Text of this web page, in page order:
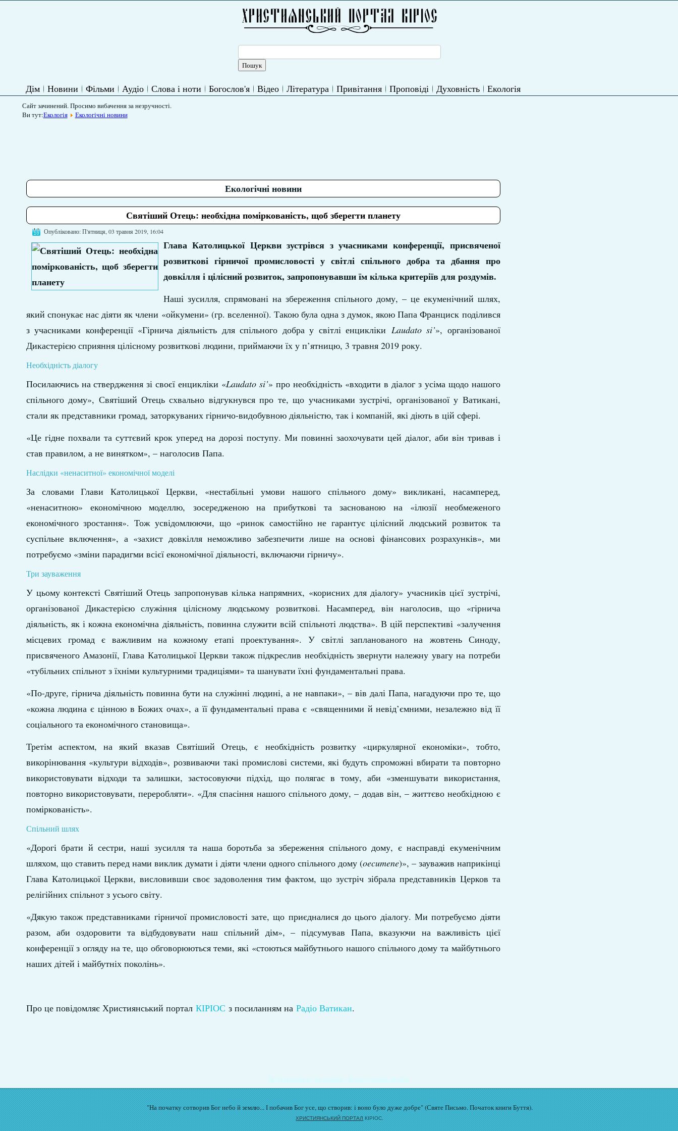
Дім Новини Фільми Аудіо Слова і ноти Богослов'я Відео Література Привітання Проповіді Духовність Екологія
Сайт зачинений. Просимо вибачення за незручності.
Ви тут:Екологія Екологічні новини
Екологічні новини
Святіший Отець: необхідна поміркованість, щоб зберегти планету
Опубліковано: П'ятниця, 03 травня 2019, 16:04
Глава Католицької Церкви зустрівся з учасниками конференції, присвяченої
розвиткові гірничої промисловості у світлі спільного добра та дбання про
довкілля і цілісний розвиток, запропонувавши їм кілька критеріїв для роздумів.
Наші зусилля, спрямовані на збереження спільного дому, – це екуменічний шлях,
який спонукає нас діяти як члени «ойкумени» (гр. вселенної). Такою була одна з думок, якою Папа Франциск поділився
з учасниками конференції «Гірнича діяльність для спільного добра у світлі енцикліки Laudato si’», організованої
Дикастерією сприяння цілісному розвиткові людини, приймаючи їх у п’ятницю, 3 травня 2019 року.
Необхідність діалогу
Посилаючись на ствердження зі своєї енцикліки «Laudato si’» про необхідність «входити в діалог з усіма щодо нашого
спільного дому», Святіший Отець схвально відгукнувся про те, що учасниками зустрічі, організованої у Ватикані,
стали як представники громад, заторкуваних гірничо-видобувною діяльністю, так і компаній, які діють в цій сфері.
«Це гідне похвали та суттєвий крок уперед на дорозі поступу. Ми повинні заохочувати цей діалог, аби він тривав і
став правилом, а не винятком», – наголосив Папа.
Наслідки «ненаситної» економічної моделі
За словами Глави Католицької Церкви, «нестабільні умови нашого спільного дому» викликані, насамперед,
«ненаситною» економічною моделлю, зосередженою на прибуткові та заснованою на «ілюзії необмеженого
економічного зростання». Тож усвідомлюючи, що «ринок самостійно не гарантує цілісний людський розвиток та
суспільне включення», а «захист довкілля неможливо забезпечити лише на основі фінансових розрахунків», ми
потребуємо «зміни парадигми всієї економічної діяльності, включаючи гірничу».
Три зауваження
У цьому контексті Святіший Отець запропонував кілька напрямних, «корисних для діалогу» учасників цієї зустрічі,
організованої Дикастерією служіння цілісному людському розвиткові. Насамперед, він наголосив, що «гірнича
діяльність, як і кожна економічна діяльність, повинна служити всій спільноті людства». В цій перспективі «залучення
місцевих громад є важливим на кожному етапі проектування». У світлі запланованого на жовтень Синоду,
присвяченого Амазонії, Глава Католицької Церкви також підкреслив необхідність звернути належну увагу на потреби
«тубільних спільнот з їхніми культурними традиціями» та шанувати їхні фундаментальні права.
«По-друге, гірнича діяльність повинна бути на служінні людині, а не навпаки», – вів далі Папа, нагадуючи про те, що
«кожна людина є цінною в Божих очах», а її фундаментальні права є «священними й невід’ємними, незалежно від її
соціального та економічного становища».
Третім аспектом, на який вказав Святіший Отець, є необхідність розвитку «циркулярної економіки», тобто,
викорінювання «культури відходів», розвиваючи такі промислові системи, які будуть спроможні вбирати та повторно
використовувати відходи та залишки, застосовуючи підхід, що полягає в тому, аби «зменшувати використання,
повторно використовувати, переробляти». «Для спасіння нашого спільного дому, – додав він, – життєво необхідною є
поміркованість».
Спільний шлях
«Дорогі брати й сестри, наші зусилля та наша боротьба за збереження спільного дому, є насправді екуменічним
шляхом, що ставить перед нами виклик думати і діяти члени одного спільного дому (oecumene)», – зауважив наприкінці
Глава Католицької Церкви, висловивши своє задоволення тим фактом, що зустріч зібрала представників Церков та
релігійних спільнот з усього світу.
«Дякую також представниками гірничої промисловості зате, що приєдналися до цього діалогу. Ми потребуємо діяти
разом, аби оздоровити та відбудовувати наш спільний дім», – підсумував Папа, вказуючи на важливість цієї
конференції з огляду на те, що обговорюються теми, які «стоються майбутнього нашого спільного дому та майбутнього
наших дітей і майбутніх поколінь».
Про це повідомляє Християнський портал КІРІОС з посиланням на Радіо Ватикан.
Подати записку на молитву Богослужіння онлайн
"На початку сотворив Бог небо й землю... І побачив Бог усе, що створив: і воно було дуже добре" (Святе Письмо. Початок книги Буття).
ХРИСТИЯНСЬКИЙ ПОРТАЛ КІРІОС.